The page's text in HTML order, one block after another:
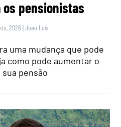
pensionistas
2026 |João Luís
uma mudança que pode
como pode aumentar o
pensão